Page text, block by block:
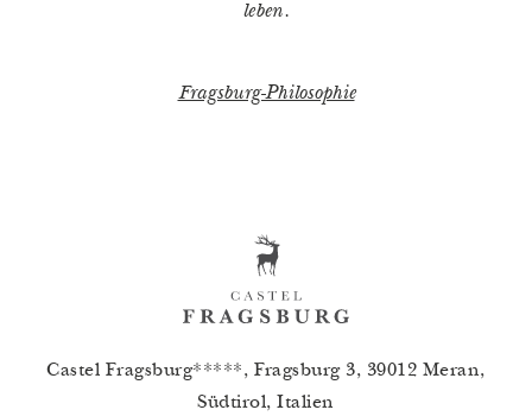
leben.
Fragsburg-Philosophie
Castel Fragsburg*****, Fragsburg 3, 39012 Meran,
Südtirol, Italien